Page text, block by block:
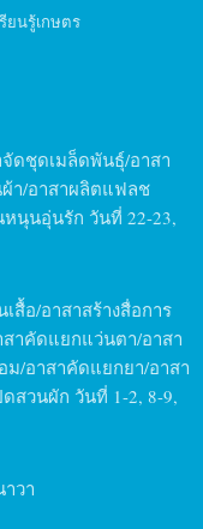
รียนรู้เกษตร
ดชุดเมล็ดพันธุ์/อาสา
ผ้า/อาสาผลิตแฟลช
นุนอุ่นรัก วันที่ 22-23,
สื้อ/อาสาสร้างสื่อการ
าคัดแยกแว่นตา/อาสา
/อาสาคัดแยกยา/อาสา
สวนผัก วันที่ 1-2, 8-9,
าวา